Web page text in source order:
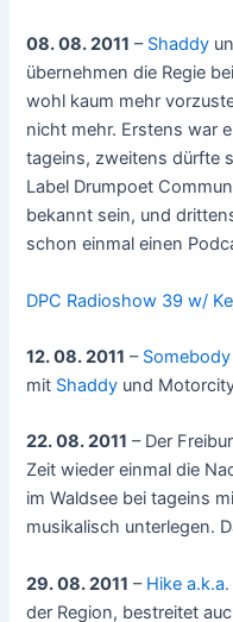
08. 08. 2011 – Shaddy
übernehmen die Regie
wohl kaum mehr
nicht mehr. Erstens war
tageins, zweitens dürfte
Label Drumpoet
bekannt sein, und
schon einmal einen
DPC Radioshow 39 w/
12. 08. 2011 –
mit Shaddy und
22. 08. 2011 – Der
Zeit wieder einmal die
im Waldsee bei tageins
musikalisch unterlegen.
29. 08. 2011 – Hike
der Region, bestreitet